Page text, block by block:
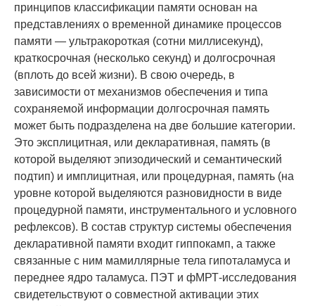
принципов классификации памяти основан на
представлениях о временной динамике процессов
памяти — ультракороткая (сотни миллисекунд),
краткосрочная (несколько секунд) и долгосрочная
(вплоть до всей жизни). В свою очередь, в
зависимости от механизмов обеспечения и типа
сохраняемой информации долгосрочная память
может быть подразделена на две большие категории.
Это эксплицитная, или декларативная, память (в
которой выделяют эпизодический и семантический
подтип) и имплицитная, или процедурная, память (на
уровне которой выделяются разновидности в виде
процедурной памяти, инструментального и условного
рефлексов). В состав структур системы обеспечения
декларативной памяти входит гиппокамп, а также
связанные с ним мамиллярные тела гипоталамуса и
переднее ядро таламуса. ПЭТ и фМРТ-исследования
свидетельствуют о совместной активации этих